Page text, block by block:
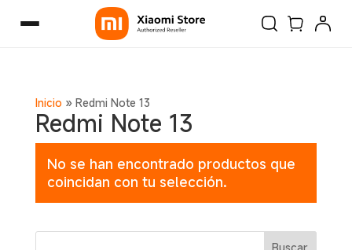
Inicio » Redmi Note 13
Redmi Note 13
No se han encontrado productos que
coincidan con tu selección.